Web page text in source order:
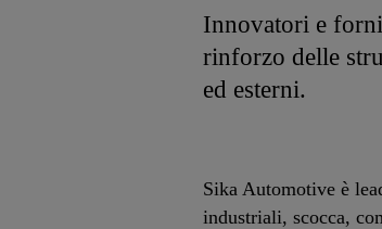
Innovatori e
rinforzo delle
ed esterni.
Sika Automotive è
industriali, scocca,